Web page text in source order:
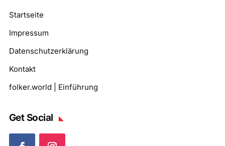
Startseite
Impressum
Datenschutzerklärung
Kontakt
folker.world | Einführung
Get Social